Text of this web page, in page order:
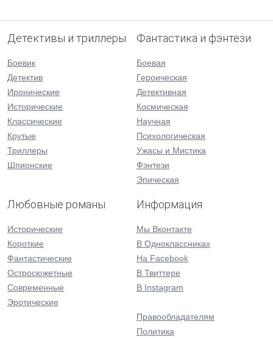
Детективы и триллеры
Боевик
Детектив
Иронические
Исторические
Классические
Крутые
Триллеры
Шпионские
Фантастика и фэнтези
Боевая
Героическая
Детективная
Космическая
Научная
Психологическая
Ужасы и Мистика
Фэнтези
Эпическая
Любовные романы
Исторические
Короткие
Фантастические
Остросюжетные
Современные
Эротические
Информация
Мы Вконтакте
В Одноклассниках
На Facebook
В Твиттере
В Instagram
Правообладателям
Политика